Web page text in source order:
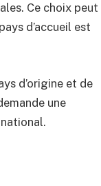
Ce choix peut
d’accueil est
d’origine et de
une